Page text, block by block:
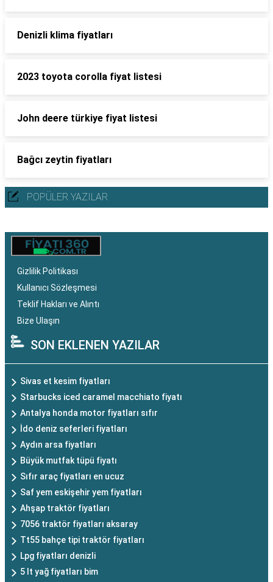
Denizli klima fiyatları
2023 toyota corolla fiyat listesi
John deere türkiye fiyat listesi
Bağcı zeytin fiyatları
POPÜLER YAZILAR
Gizlilik Politikası
Kullanıcı Sözleşmesi
Teklif Hakları ve Alıntı
Bize Ulaşın
SON EKLENEN YAZILAR
Sivas et kesim fiyatları
Starbucks iced caramel macchiato fiyatı
Antalya honda motor fiyatları sıfır
İdo deniz seferleri fiyatları
Aydın arsa fiyatları
Büyük mutfak tüpü fiyatı
Sıfır araç fiyatları en ucuz
Saf yem eskişehir yem fiyatları
Ahşap traktör fiyatları
7056 traktör fiyatları aksaray
Tt55 bahçe tipi traktör fiyatları
Lpg fiyatları denizli
5 lt yağ fiyatları bim